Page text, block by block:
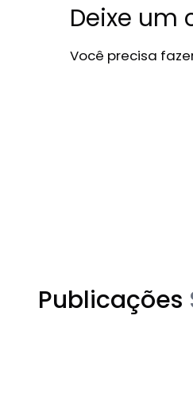
Deixe um
Você precisa
Publicações